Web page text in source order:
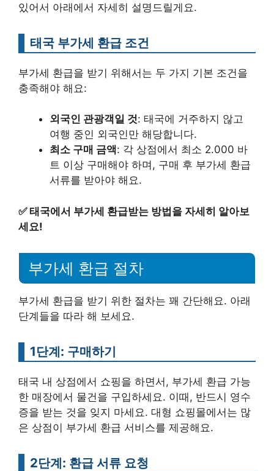
있어서 아래에서 자세히 설명드릴게요.
태국 부가세 환급 조건
부가세 환급을 받기 위해서는 두 가지 기본 조건을
충족해야 해요:
외국인 관광객일 것: 태국에 거주하지 않고
여행 중인 외국인만 해당합니다.
최소 구매 금액: 각 상점에서 최소 2.000 바
트 이상 구매해야 하며, 구매 후 부가세 환급
서류를 받아야 해요.
✅태국에서 부가세 환급받는 방법을 자세히 알아보
세요!
부가세 환급 절차
부가세 환급을 받기 위한 절차는 꽤 간단해요. 아래
단계들을 따라 해 보세요.
1단계: 구매하기
태국 내 상점에서 쇼핑을 하면서, 부가세 환급 가능
한 매장에서 물건을 구입하세요. 이때, 반드시 영수
증을 받는 것을 잊지 마세요. 대형 쇼핑몰에서는 많
은 상점이 부가세 환급 서비스를 제공해요.
2단계: 환급 서류 요청